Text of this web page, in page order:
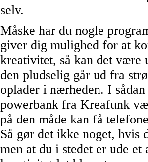
selv.
Måske har du nogle
giver dig mulighed for at
kreativitet, så kan det være
den pludselig går ud fra
oplader i nærheden. I
powerbank fra Kreafunk
på den måde kan få
Så gør det ikke noget, hvis
men at du i stedet er ude et